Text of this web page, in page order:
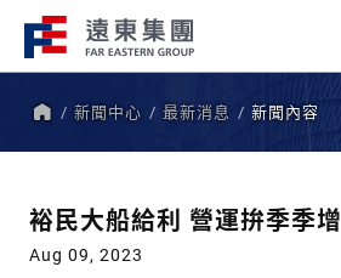
新聞中心 最新消息 新聞內容
裕民大船給利 營運拚季季增
Aug 09, 2023